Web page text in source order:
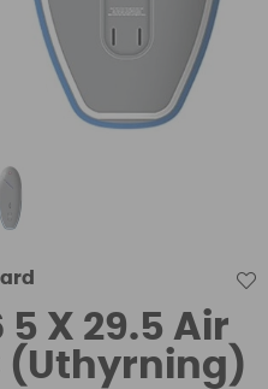
X 29.5 Air
(Uthyrning)